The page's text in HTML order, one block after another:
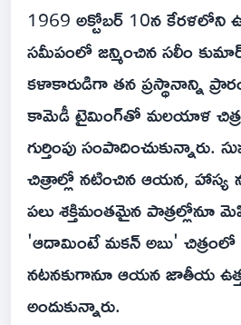
1969 అక్టోబర్ 10న కేరళలోని
సమీపంలో జన్మించిన సలీం
కళాకారుడిగా తన ప్రస్థానాన్ని
కామెడీ టైమింగ్‌తో మలయాళ
గుర్తింపు సంపాదించుకున్నారు.
చిత్రాల్లో నటించిన ఆయన, హాస్య
పలు శక్తిమంతమైన పాత్రల్లోనూ
'ఆదామింటే మకన్ అబు' చిత్రంలో
నటనకుగానూ ఆయన జాతీయ
అందుకున్నారు.